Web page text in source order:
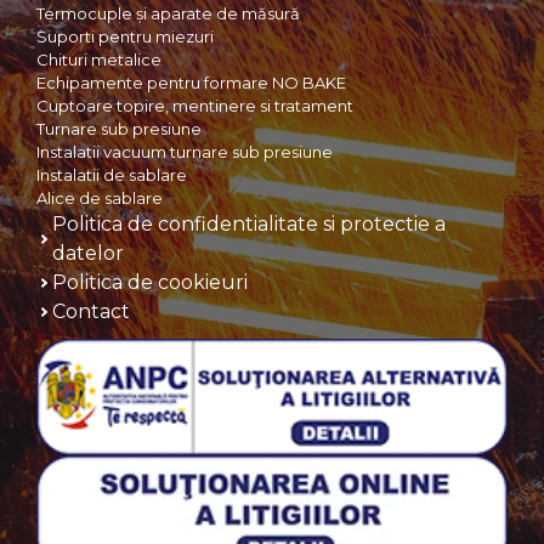
Termocuple și aparate de măsură
Suporti pentru miezuri
Chituri metalice
Echipamente pentru formare NO BAKE
Cuptoare topire, mentinere si tratament
Turnare sub presiune
Instalatii vacuum turnare sub presiune
Instalatii de sablare
Alice de sablare
Politica de confidentialitate si protectie a
datelor
Politica de cookieuri
Contact